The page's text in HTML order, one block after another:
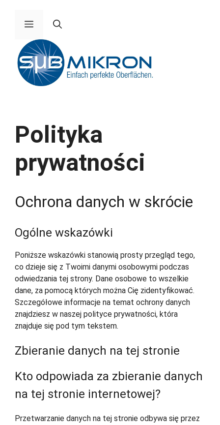
zawartościMenu
Polityka
prywatności
Ochrona danych w skrócie
Ogólne wskazówki
Poniższe wskazówki stanowią prosty przegląd tego,
co dzieje się z Twoimi danymi osobowymi podczas
odwiedzania tej strony. Dane osobowe to wszelkie
dane, za pomocą których można Cię zidentyfikować.
Szczegółowe informacje na temat ochrony danych
znajdziesz w naszej polityce prywatności, która
znajduje się pod tym tekstem.
Zbieranie danych na tej stronie
Kto odpowiada za zbieranie danych
na tej stronie internetowej?
Przetwarzanie danych na tej stronie odbywa się przez